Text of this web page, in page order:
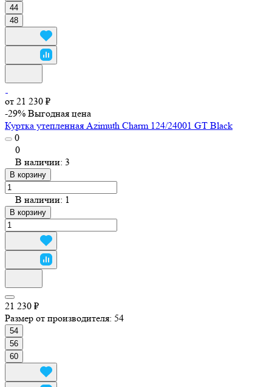
44
48
от 21 230 ₽
-29% Выгодная цена
Куртка утепленная Azimuth Charm 124/24001 GT Black
0
0
В наличии: 3
В корзину
В наличии: 1
В корзину
21 230 ₽
Размер от производителя: 54
54
56
60